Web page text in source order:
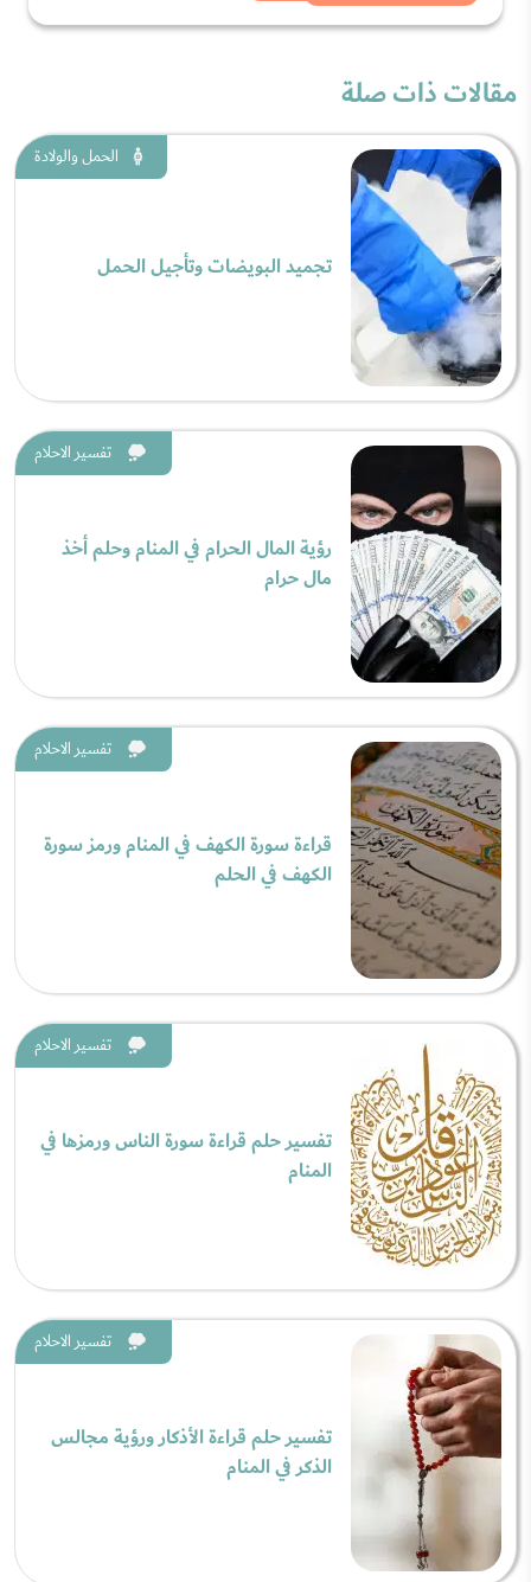
مقالات ذات صلة
الحمل والولادة
تجميد البويضات وتأجيل الحمل
تفسير الاحلام
رؤية المال الحرام في المنام وحلم أخذ
مال حرام
تفسير الاحلام
قراءة سورة الكهف في المنام ورمز سورة
الكهف في الحلم
تفسير الاحلام
تفسير حلم قراءة سورة الناس ورمزها في
المنام
تفسير الاحلام
تفسير حلم قراءة الأذكار ورؤية مجالس
الذكر في المنام